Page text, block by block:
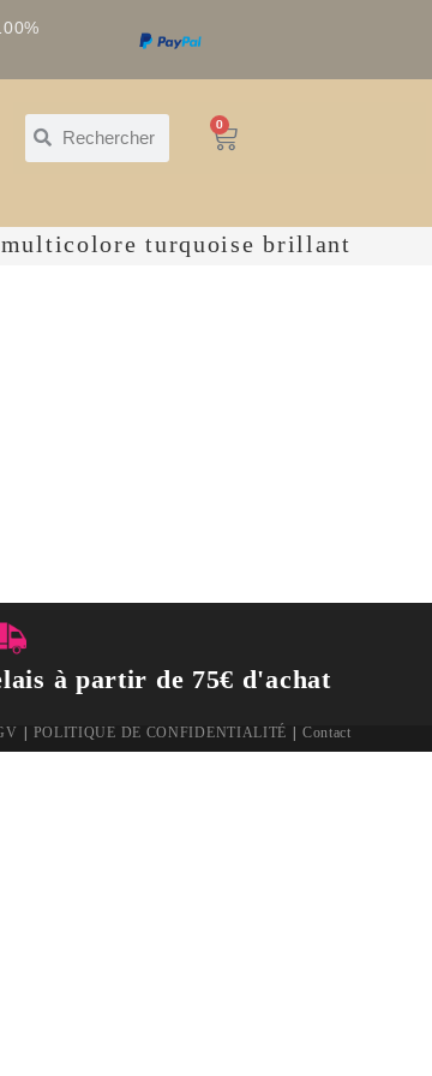
0
multicolore turquoise brillant
à partir de 75€ d'achat
POLITIQUE DE CONFIDENTIALITÉ Contact